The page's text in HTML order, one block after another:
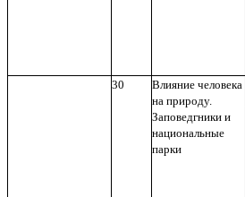
30
Влияние человека
на природу.
Заповедгники и
национальные
парки